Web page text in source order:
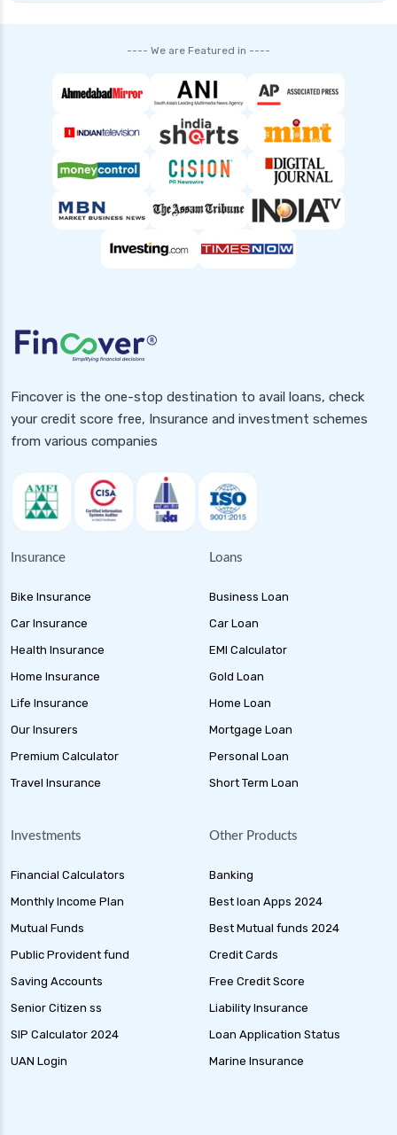
---- We are Featured in ----
Fincover is the one-stop destination to avail loans, check
your credit score free, Insurance and investment schemes
from various companies
Insurance
Bike Insurance
Car Insurance
Health Insurance
Home Insurance
Life Insurance
Our Insurers
Premium Calculator
Travel Insurance
Loans
Business Loan
Car Loan
EMI Calculator
Gold Loan
Home Loan
Mortgage Loan
Personal Loan
Short Term Loan
Investments
Financial Calculators
Monthly Income Plan
Mutual Funds
Public Provident fund
Saving Accounts
Senior Citizen ss
SIP Calculator 2024
UAN Login
Other Products
Banking
Best loan Apps 2024
Best Mutual funds 2024
Credit Cards
Free Credit Score
Liability Insurance
Loan Application Status
Marine Insurance